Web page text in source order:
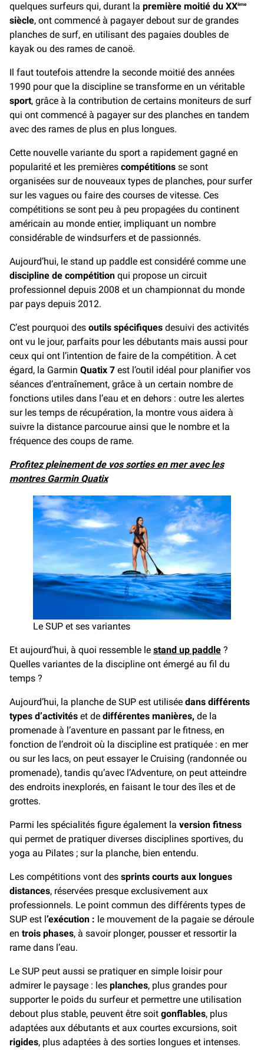
quelques surfeurs qui, durant la première moitié du XXème
siècle, ont commencé à pagayer debout sur de grandes
planches de surf, en utilisant des pagaies doubles de
kayak ou des rames de canoë.
Il faut toutefois attendre la seconde moitié des années
1990 pour que la discipline se transforme en un véritable
sport, grâce à la contribution de certains moniteurs de surf
qui ont commencé à pagayer sur des planches en tandem
avec des rames de plus en plus longues.
Cette nouvelle variante du sport a rapidement gagné en
popularité et les premières compétitions se sont
organisées sur de nouveaux types de planches, pour surfer
sur les vagues ou faire des courses de vitesse. Ces
compétitions se sont peu à peu propagées du continent
américain au monde entier, impliquant un nombre
considérable de windsurfers et de passionnés.
Aujourd’hui, le stand up paddle est considéré comme une
discipline de compétition qui propose un circuit
professionnel depuis 2008 et un championnat du monde
par pays depuis 2012.
C’est pourquoi des outils spécifiques desuivi des activités
ont vu le jour, parfaits pour les débutants mais aussi pour
ceux qui ont l’intention de faire de la compétition. À cet
égard, la Garmin Quatix 7 est l’outil idéal pour planifier vos
séances d’entraînement, grâce à un certain nombre de
fonctions utiles dans l’eau et en dehors : outre les alertes
sur les temps de récupération, la montre vous aidera à
suivre la distance parcourue ainsi que le nombre et la
fréquence des coups de rame.
Profitez pleinement de vos sorties en mer avec les
montres Garmin Quatix
Le SUP et ses variantes
Et aujourd’hui, à quoi ressemble le stand up paddle ?
Quelles variantes de la discipline ont émergé au fil du
temps ?
Aujourd’hui, la planche de SUP est utilisée dans différents
types d’activités et de différentes manières, de la
promenade à l’aventure en passant par le fitness, en
fonction de l’endroit où la discipline est pratiquée : en mer
ou sur les lacs, on peut essayer le Cruising (randonnée ou
promenade), tandis qu’avec l’Adventure, on peut atteindre
des endroits inexplorés, en faisant le tour des îles et de
grottes.
Parmi les spécialités figure également la version fitness
qui permet de pratiquer diverses disciplines sportives, du
yoga au Pilates ; sur la planche, bien entendu.
Les compétitions vont des sprints courts aux longues
distances, réservées presque exclusivement aux
professionnels. Le point commun des différents types de
SUP est l’exécution : le mouvement de la pagaie se déroule
en trois phases, à savoir plonger, pousser et ressortir la
rame dans l’eau.
Le SUP peut aussi se pratiquer en simple loisir pour
admirer le paysage : les planches, plus grandes pour
supporter le poids du surfeur et permettre une utilisation
debout plus stable, peuvent être soit gonflables, plus
adaptées aux débutants et aux courtes excursions, soit
rigides, plus adaptées à des sorties longues et intenses.